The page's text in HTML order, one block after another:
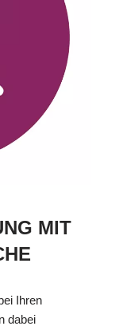
MIT
Ihren
dabei